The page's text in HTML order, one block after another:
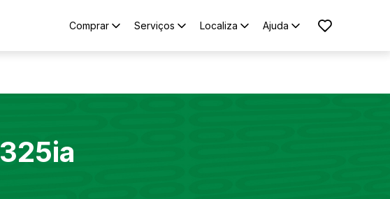
Comprar Serviços Localiza Ajuda
325ia